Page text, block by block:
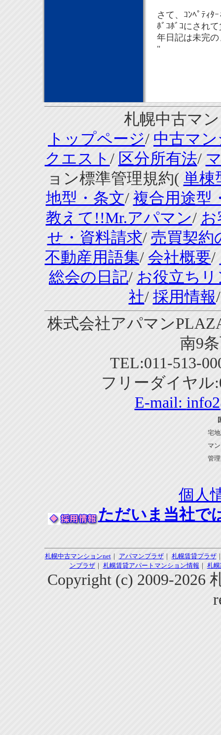
さて、ｺﾝﾍﾟﾃｨﾀ
ﾎﾞｺﾎﾞｺにされ
年日記は未完
"
札幌中古マ
トップページ/ 中古マ
クエスト / 区分所有法/
ョン標準管理規約( 単棟
地型・条文/ 複合用途型
教えて!!Mr.アパマン/ お
せ・資料請求/ 売買契約
不動産用語集/ 会社概要/
総会の日記/ お役立ち
社/ 採用情報
株式会社アパマン
南9
TEL:011-513-
フリーダイヤル
E-mail:
宅
マ
管
個人
ただいま当社で
札幌中古マンションnet｜ アパマンプラザ｜ 札幌賃貸プラザ
ンプラザ｜ 札幌賃貸アパートマンション情報 ｜ 札
Copyright (c) 2009-2026